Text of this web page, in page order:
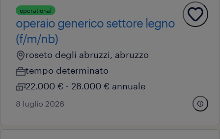
operational
operaio generico settore legno
(f/m/nb)
roseto degli abruzzi, abruzzo
tempo determinato
22.000 € - 28.000 € annuale
8 luglio 2026